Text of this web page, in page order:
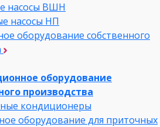
насосы ВШН
насосы НП
оборудование собственного
оборудование
производства
кондиционеры
оборудование для приточных